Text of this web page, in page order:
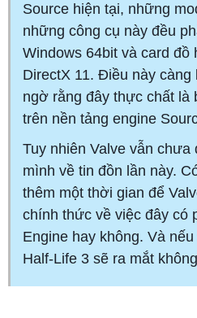
Source hiện tại, những
những công cụ này đều
Windows 64bit và card đồ
DirectX 11. Điều này
ngờ rằng đây thực chất là
trên nền tảng engine
Tuy nhiên Valve vẫn chưa
mình về tin đồn lần này.
thêm một thời gian để
chính thức về việc đây có
Engine hay không. Và
Half-Life 3 sẽ ra mắt